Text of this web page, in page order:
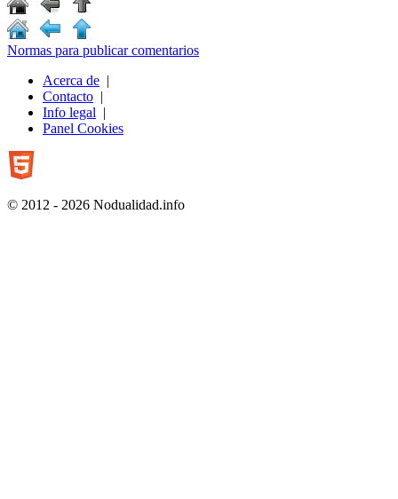
Normas para publicar comentarios
Acerca de |
Contacto |
Info legal |
Panel Cookies
© 2012 - 2026 Nodualidad.info